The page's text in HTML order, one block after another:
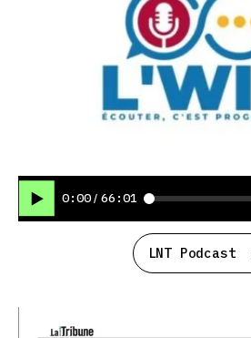
0:00 / 66:01
LNT Podcast